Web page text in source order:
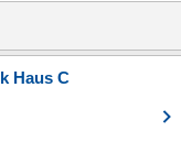
Haus C